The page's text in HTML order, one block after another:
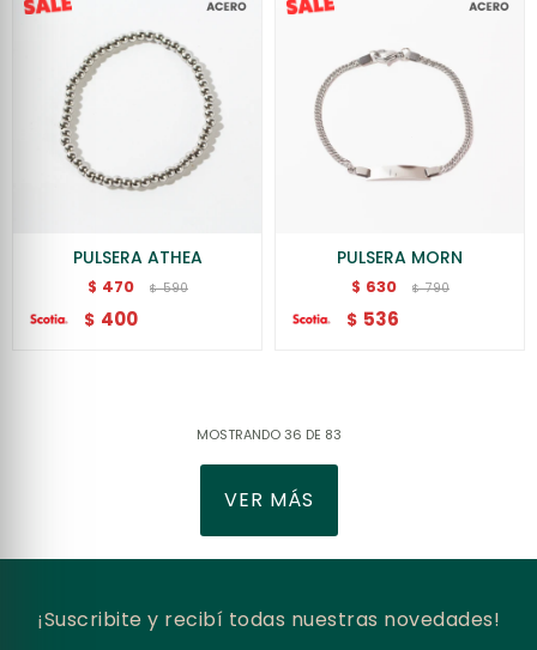
PULSERA ATHEA
$ 470 $ 590
$ 400
PULSERA MORN
$ 630 $ 790
$ 536
MOSTRANDO36 DE 83
VER MÁS
¡Suscribite y recibí todas nuestras novedades!